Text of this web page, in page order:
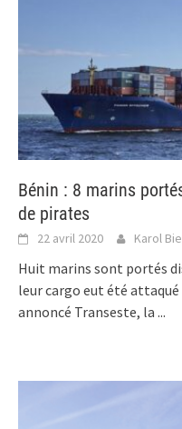
Bénin : 8 marins
de pirates
22 avril 2020 Karol
Huit marins sont portés
leur cargo eut été attaqué
annoncé Transeste, la ...